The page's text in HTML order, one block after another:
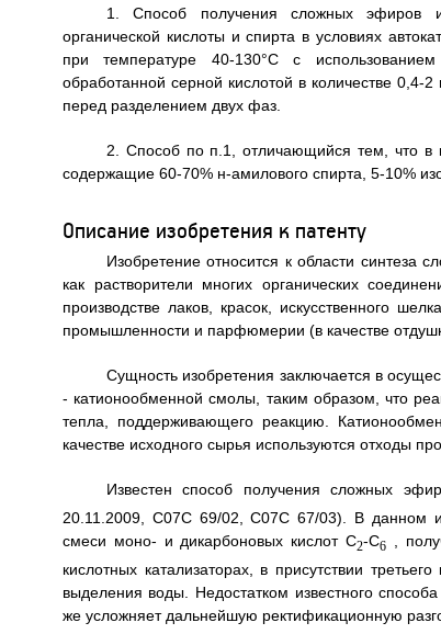
1. Способ получения сложных эфиров
органической кислоты и спирта в условиях
при температуре 40-130°С с
обработанной серной кислотой в количестве
перед разделением двух фаз.
2. Способ по п.1, отличающийся тем, что в
содержащие 60-70% н-амилового спирта, 5-10%
Описание изобретения к патенту
Изобретение относится к области синтеза
как растворители многих органических
производстве лаков, красок, искусственного
промышленности и парфюмерии (в качестве
Сущность изобретения заключается в
- катионообменной смолы, таким образом, что
тепла, поддерживающего реакцию.
качестве исходного сырья используются отходы
Известен способ получения сложных
20.11.2009, С07С 69/02, С07С 67/03). В данном
смеси моно- и дикарбоновых кислот С2-С6
,
кислотных катализаторах, в присутствии
выделения воды. Недостатком известного
же усложняет дальнейшую ректификационную